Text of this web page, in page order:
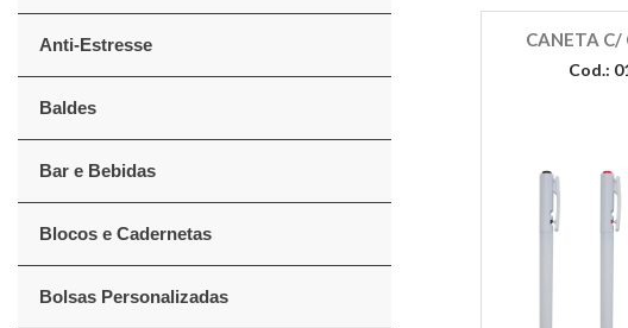
Anti-Estresse
Baldes
Bar e Bebidas
Blocos e Cadernetas
Bolsas Personalizadas
CANETA C/
Cod.: